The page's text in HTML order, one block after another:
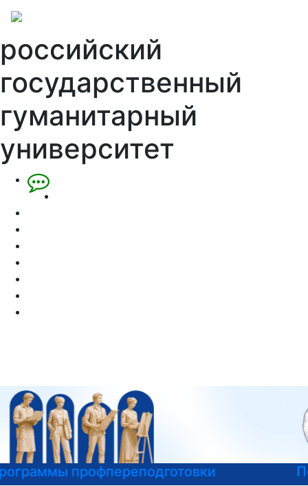
российский
государственный
гуманитарный
университет
Психологическая служба РГГУ